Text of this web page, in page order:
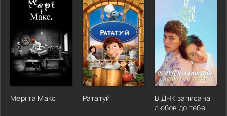
Мері та Макс Рататуй
В ДНК записана
любов до тебе